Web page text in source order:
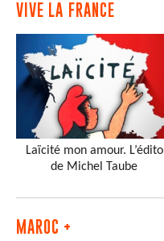
VIVE LA FRANCE
Laïcité mon amour. L’édito
de Michel Taube
MAROC +